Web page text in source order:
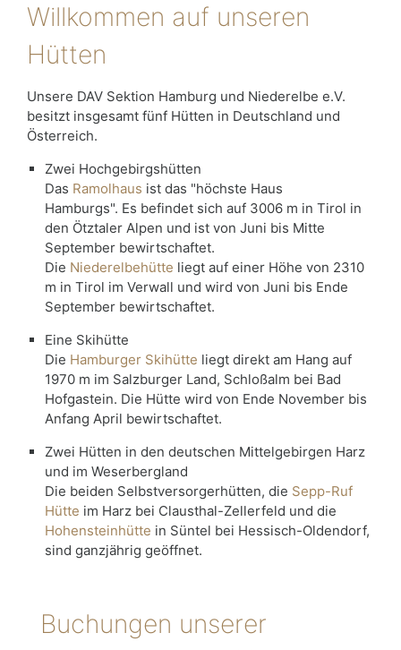
Willkommen auf unseren
Hütten
Unsere DAV Sektion Hamburg und Niederelbe e.V.
besitzt insgesamt fünf Hütten in Deutschland und
Österreich.
Zwei Hochgebirgshütten
Das Ramolhaus ist das "höchste Haus
Hamburgs". Es befindet sich auf 3006 m in Tirol in
den Ötztaler Alpen und ist von Juni bis Mitte
September bewirtschaftet.
Die Niederelbehütte liegt auf einer Höhe von 2310
m in Tirol im Verwall und wird von Juni bis Ende
September bewirtschaftet.
Eine Skihütte
Die Hamburger Skihütte liegt direkt am Hang auf
1970 m im Salzburger Land, Schloßalm bei Bad
Hofgastein. Die Hütte wird von Ende November bis
Anfang April bewirtschaftet.
Zwei Hütten in den deutschen Mittelgebirgen Harz
und im Weserbergland
Die beiden Selbstversorgerhütten, die Sepp-Ruf
Hütte im Harz bei Clausthal-Zellerfeld und die
Hohensteinhütte in Süntel bei Hessisch-Oldendorf,
sind ganzjährig geöffnet.
Buchungen unserer